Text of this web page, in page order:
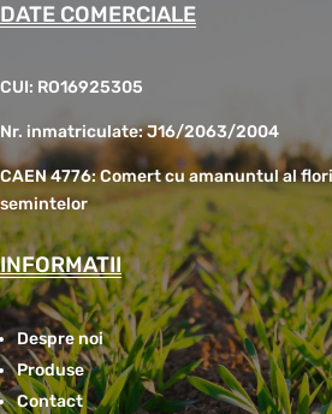
DATE COMERCIALE
CUI: RO16925305
Nr. inmatriculate: J16/2063/2004
CAEN 4776: Comert cu amanuntul al
semintelor
INFORMATII
Despre noi
Produse
Contact